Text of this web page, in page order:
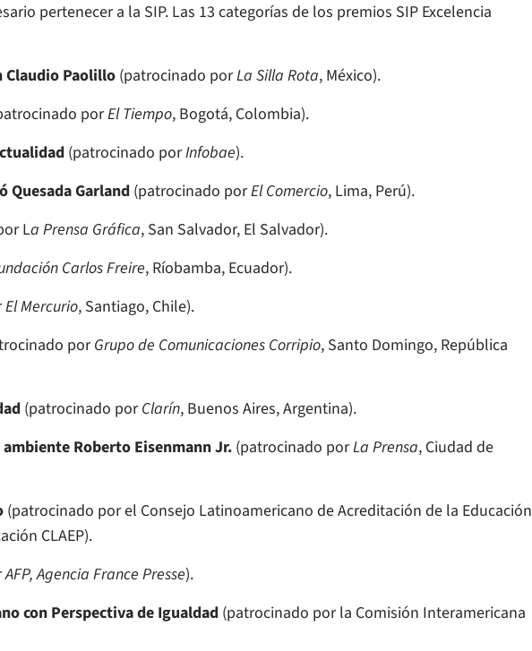
pertenecer a la SIP. Las 13 categorías de los premios SIP Excelencia
Claudio Paolillo (patrocinado porLa Silla Rota, México).
porEl Tiempo, Bogotá, Colombia).
(patrocinado porInfobae).
Quesada Garland (patrocinado porEl Comercio, Lima, Perú).
La Prensa Gráfica, San Salvador, El Salvador).
Carlos Freire, Ríobamba, Ecuador).
El Mercurio, Santiago, Chile).
porGrupo de Comunicaciones Corripio, Santo Domingo, República
(patrocinado porClarín, Buenos Aires, Argentina).
Roberto Eisenmann Jr. (patrocinado porLa Prensa, Ciudad de
(patrocinado por el Consejo Latinoamericano de Acreditación de la Educación
CLAEP).
AFP, Agencia France Presse).
con Perspectiva de Igualdad (patrocinado por la Comisión Interamericana